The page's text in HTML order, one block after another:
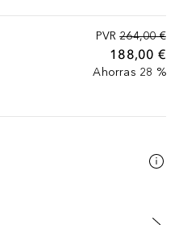
PVR 264,00 €
188,00 €
Ahorras 28 %